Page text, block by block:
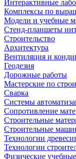
Интерактивные
Комплексы по
Модели и учебные
Стенд-планшеты
Строительство
Архитектура
Вентиляция и
Геодезия
Дорожные работы
Мастерские по
Сварка
Системы
Сопротивление
Строительные
Строительные
Технологии
Технологии
Физические